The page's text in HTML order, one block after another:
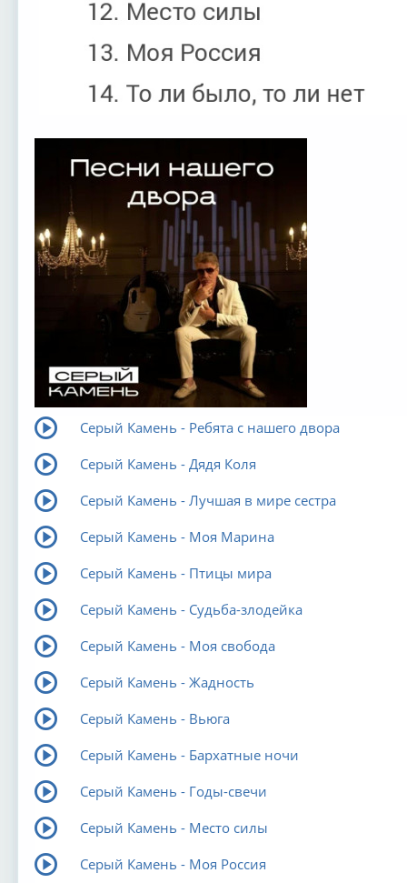
Серый Камень - Ребята с нашего двора
Серый Камень - Дядя Коля
Серый Камень - Лучшая в мире сестра
Серый Камень - Моя Марина
Серый Камень - Птицы мира
Серый Камень - Судьба-злодейка
Серый Камень - Моя свобода
Серый Камень - Жадность
Серый Камень - Вьюга
Серый Камень - Бархатные ночи
Серый Камень - Годы-свечи
Серый Камень - Место силы
Серый Камень - Моя Россия